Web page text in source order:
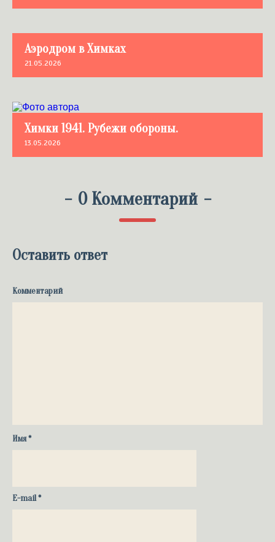
Аэродром в Химках
21.05.2026
Химки 1941. Рубежи обороны.
13.05.2026
- 0 Комментарий -
Оставить ответ
Комментарий
Имя*
E-mail*